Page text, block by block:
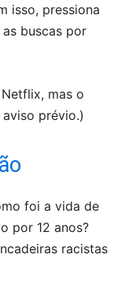
isso, pressiona
buscas por
mas o
prévio.)
foi a vida de
por 12 anos?
racistas